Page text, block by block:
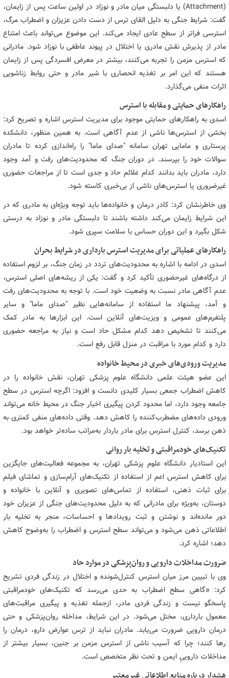
(Attachment) یا دلبستگی میان مادر و نوزاد در اولین ساعت پس از زایمان،
گفت: شرایط جنگی به دلیل القای ترس از دست دادن عزیزان و اضطراب مرگ،
استرسی فراتر از سطح عادی ایجاد می‌کند. این موضوع می‌تواند باعث امتناع
مادر از پذیرش نقش مادری یا اختلال در پیوند عاطفی با نوزاد شود. مادرانی
که استرس مزمن را تجربه می‌کنند، بیشتر در معرض افسردگی پس از زایمان
هستند که این امر بر تغذیه انحصاری با شیر مادر و حتی روابط زناشویی
اثرات منفی می‌گذارد.
راهکارهای حمایتی و مقابله با استرس
اسدی به راهکارهای حمایتی موجود برای مدیریت استرس اشاره و تصریح کرد:
بخشی از استرس‌ها ناشی از عدم آگاهی است. به همین منظور، دانشکده
پرستاری و مامایی تهران سامانه "صدای ماما" را راه‌اندازی کرده تا مادران
سوالات خود را بپرسند. در دوران جنگ که محدودیت‌های رفت و آمد وجود
دارد، مادران باید بدانند کدام علائم حاد و جدی است تا از مراجعات حضوری
غیرضروری یا استرس‌های ناشی از بی‌خبری کاسته شود.
وی خاطرنشان کرد: کادر درمان و خانواده‌ها باید توجه ویژه‌ای به مادری که در
این شرایط زایمان می‌کند داشته باشند تا دلبستگی مادر و نوزاد به درستی
شکل بگیرد و این دوران حساس با سلامت سپری شود.
راهکارهای عملیاتی برای مدیریت استرس بارداری در شرایط بحران
اسدی در ادامه با اشاره به محدودیت‌های تردد در زمان جنگ، بر لزوم استفاده
از درگاه‌های غیرحضوری تأکید کرد و گفت: یکی از ریشه‌های اصلی استرس،
عدم آگاهی مادر نسبت به وضعیت خود است. با توجه به محدودیت‌های رفت‌
و آمد، پیشنهاد ما استفاده از سامانه‌هایی نظیر "صدای ماما" و سایر
پلتفرم‌های عمومی و ویزیت‌های آنلاین است. این ابزارها به مادر کمک
می‌کنند تا تشخیص دهد کدام مشکل حاد است و نیاز به مراجعه حضوری
دارد و کدام مورد با مراقبت در منزل قابل رفع است.
مدیریت ورودی‌های خبری در محیط خانواده
این عضو هیئت علمی دانشگاه علوم پزشکی تهران، نقش خانواده را در
کاهش اضطراب جمعی بسیار کلیدی دانست و افزود: اگرچه استرس در سطح
جامعه وجود دارد، اما محدود کردن پیگیری اخبار جنگ در محیط خانه می‌تواند
ورودی داده‌های مضطرب‌کننده را کاهش دهد. وقتی داده‌های منفی کمتری به
ذهن برسد، کنترل استرس برای مادر باردار به‌مراتب ساده‌تر خواهد بود.
تکنیک‌های خودمراقبتی و تخلیه بار روانی
این استادیار دانشگاه علوم پزشکی تهران، به مجموعه‌ فعالیت‌های جایگزین
برای کاهش استرس اعم از استفاده از تکنیک‌های آرام‌سازی و تماشای فیلم
برای ثبات ذهنی، استفاده از تماس‌های تصویری و آنلاین با خانواده و
دوستان، به‌ویژه برای مادرانی که به دلیل محدودیت‌های جنگی از عزیزان خود
دور مانده‌اند و نوشتن و ثبت رویدادها و احساسات، منجر به تخلیه بار
اطلاعاتی ذهن می‌شود و می‌تواند سطح استرس و اضطراب را به‌وضوح کاهش
دهد؛ اشاره کرد.
ضرورت مداخلات دارویی و روان‌پزشکی در موارد حاد
وی با تبیین مرز میان استرس کنترل‌شونده و اختلال در زندگی فردی تشریح
کرد: «گاهی سطح اضطراب به حدی می‌رسد که تکنیک‌های خودمراقبتی
پاسخگو نیست و زندگی فردی مادر، ازجمله تغذیه و پیگیری مراقبت‌های
معمول بارداری، مختل می‌شود. در این شرایط، مداخله روان‌پزشکی و حتی
درمان دارویی ضرورت می‌یابد. مادران نباید از ترس عوارض دارو، درمان را
رها کنند؛ چرا که آسیب ناشی از استرس مزمن بر جنین، بسیار بیشتر از
مداخلات داروییِ ایمن و تحت نظر متخصص است.